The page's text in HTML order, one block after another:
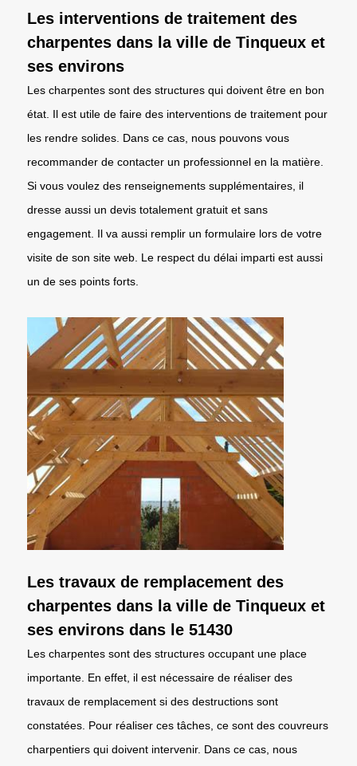
Les interventions de traitement des
charpentes dans la ville de Tinqueux et
ses environs
Les charpentes sont des structures qui doivent être en bon
état. Il est utile de faire des interventions de traitement pour
les rendre solides. Dans ce cas, nous pouvons vous
recommander de contacter un professionnel en la matière.
Si vous voulez des renseignements supplémentaires, il
dresse aussi un devis totalement gratuit et sans
engagement. Il va aussi remplir un formulaire lors de votre
visite de son site web. Le respect du délai imparti est aussi
un de ses points forts.
Les travaux de remplacement des
charpentes dans la ville de Tinqueux et
ses environs dans le 51430
Les charpentes sont des structures occupant une place
importante. En effet, il est nécessaire de réaliser des
travaux de remplacement si des destructions sont
constatées. Pour réaliser ces tâches, ce sont des couvreurs
charpentiers qui doivent intervenir. Dans ce cas, nous